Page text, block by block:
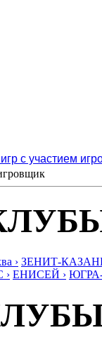
с участием
› ЗЕНИТ-
› ЕНИСЕЙ ›